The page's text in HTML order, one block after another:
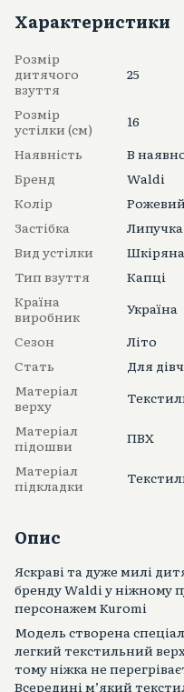
Характеристики
Розмір
дитячого
взуття
25
Розмір
устілки (см)
16
Наявність
В
Бренд
Waldi
Колір
Рожевий
Застібка
Липучка
Вид устілки
Шкіряна
Тип взуття
Капці
Країна
виробник
Україна
Сезон
Літо
Стать
Для
Матеріал
верху
Матеріал
підошви
ПВХ
Матеріал
підкладки
Опис
Яскраві та дуже милі
бренду Waldi у ніжному
персонажем Kuromi
Модель створена
легкий текстильний
тому ніжка не
Всередині м’який